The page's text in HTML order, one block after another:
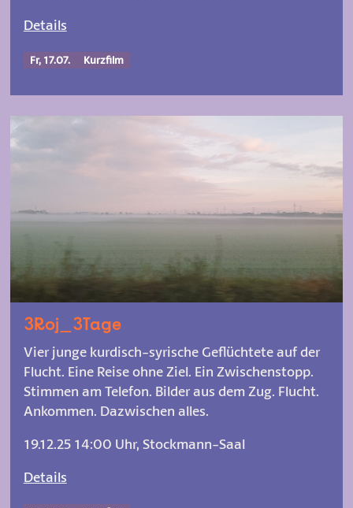
Details
Fr, 17.07. Kurzfilm
3Roj_3Tage
Vier junge kurdisch-syrische Geflüchtete auf der
Flucht. Eine Reise ohne Ziel. Ein Zwischenstopp.
Stimmen am Telefon. Bilder aus dem Zug. Flucht.
Ankommen. Dazwischen alles.
19.12.25 14:00 Uhr, Stockmann-Saal
Details